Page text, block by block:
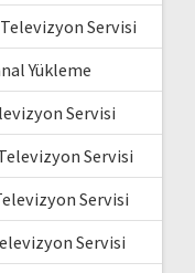
Servisi
Yükleme
Servisi
Servisi
Servisi
Servisi